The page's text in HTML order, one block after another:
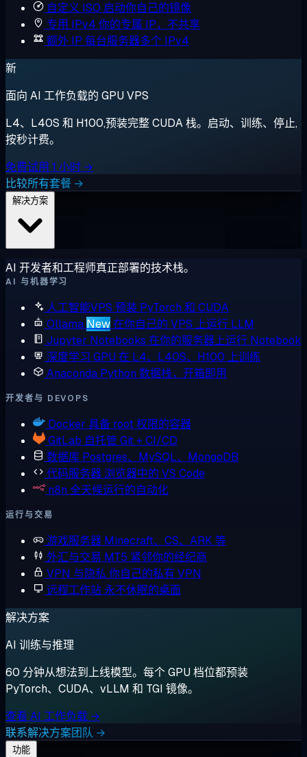
自定义 ISO 启动你自己的镜像
专用 IPv4 你的专属 IP，不共享
额外 IP 每台服务器多个 IPv4
新
面向 AI 工作负载的 GPU VPS
L4、L40S 和 H100,预装完整 CUDA 栈。启动、训练、停止,
按秒计费。
免费试用 1 小时 →
比较所有套餐 →
AI 开发者和工程师真正部署的技术栈。
AI 与机器学习
人工智能VPS 预装 PyTorch 和 CUDA
Ollama New在你自己的 VPS 上运行 LLM
Jupyter Notebooks 在你的服务器上运行 Notebook
深度学习 GPU 在 L4、L40S、H100 上训练
Anaconda Python 数据栈，开箱即用
开发者与 DEVOPS
Docker 具备 root 权限的容器
GitLab 自托管 Git + CI/CD
数据库 Postgres、MySQL、MongoDB
代码服务器 浏览器中的 VS Code
n8n 全天候运行的自动化
运行与交易
游戏服务器 Minecraft、CS、ARK 等
外汇与交易 MT5 紧邻你的经纪商
VPN 与隐私 你自己的私有 VPN
远程工作站 永不休眠的桌面
解决方案
AI 训练与推理
60 分钟从想法到上线模型。每个 GPU 档位都预装
PyTorch、CUDA、vLLM 和 TGI 镜像。
查看 AI 工作负载 →
联系解决方案团队 →